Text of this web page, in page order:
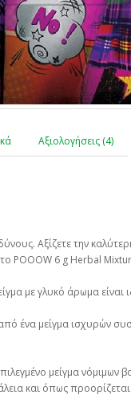
Αξιολογήσεις (4)
Αξίζετε την
POOOW 6 g Herbal
με γλυκό άρωμα είναι
ένα μείγμα ισχυρών
μείγμα
και όπως